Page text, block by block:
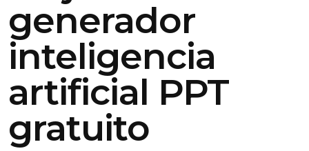
generador
inteligencia
artificial PPT
gratuito